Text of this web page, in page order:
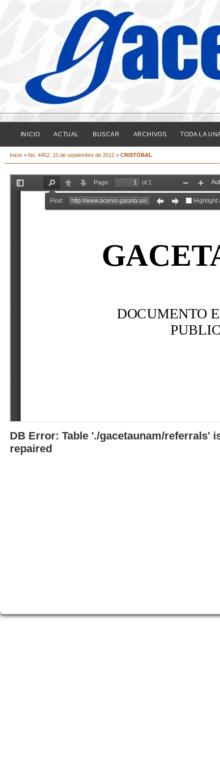
INICIO ACTUAL BUSCAR ARCHIVOS TODA LA
Inicio > No. 4452, 10 de septiembre de 2012 > CRISTÓBAL
DB Error: Table './gacetaunam/referrals'
repaired